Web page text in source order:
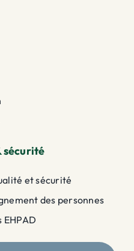
sécurité
et sécurité
des personnes